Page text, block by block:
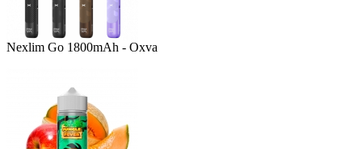
Nexlim Go 1800mAh - Oxva